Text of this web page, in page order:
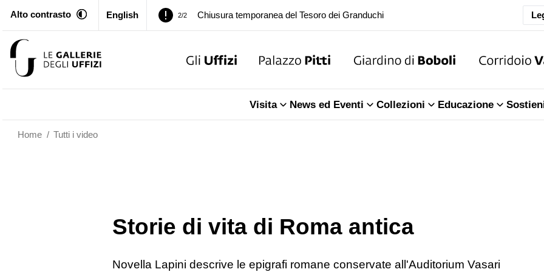
Alto contrasto English 2/2 Chiusura temporanea del Tesoro dei Granduchi
Visita News ed Eventi Collezioni Educazione
Home / Tutti i video
Storie di vita di Roma antica
Novella Lapini descrive le epigrafi romane conservate all'Auditorium Vasari